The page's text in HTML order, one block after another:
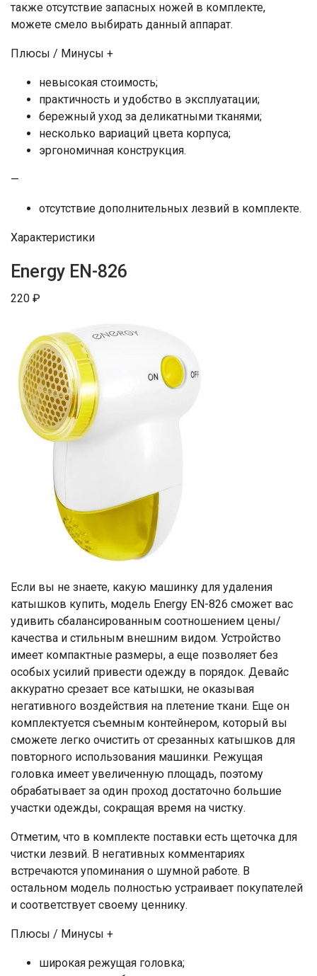
также отсутствие запасных ножей в комплекте,
можете смело выбирать данный аппарат.
Плюсы / Минусы +
невысокая стоимость;
практичность и удобство в эксплуатации;
бережный уход за деликатными тканями;
несколько вариаций цвета корпуса;
эргономичная конструкция.
—
отсутствие дополнительных лезвий в комплекте.
Характеристики
Energy EN-826
220 ₽
Если вы не знаете, какую машинку для удаления
катышков купить, модель Energy EN-826 сможет вас
удивить сбалансированным соотношением цены/
качества и стильным внешним видом. Устройство
имеет компактные размеры, а еще позволяет без
особых усилий привести одежду в порядок. Девайс
аккуратно срезает все катышки, не оказывая
негативного воздействия на плетение ткани. Еще он
комплектуется съемным контейнером, который вы
сможете легко очистить от срезанных катышков для
повторного использования машинки. Режущая
головка имеет увеличенную площадь, поэтому
обрабатывает за один проход достаточно большие
участки одежды, сокращая время на чистку.
Отметим, что в комплекте поставки есть щеточка для
чистки лезвий. В негативных комментариях
встречаются упоминания о шумной работе. В
остальном модель полностью устраивает покупателей
и соответствует своему ценнику.
Плюсы / Минусы +
широкая режущая головка;